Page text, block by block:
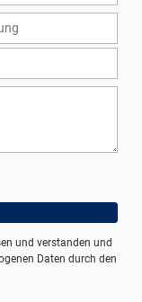
und verstanden und
Daten durch den